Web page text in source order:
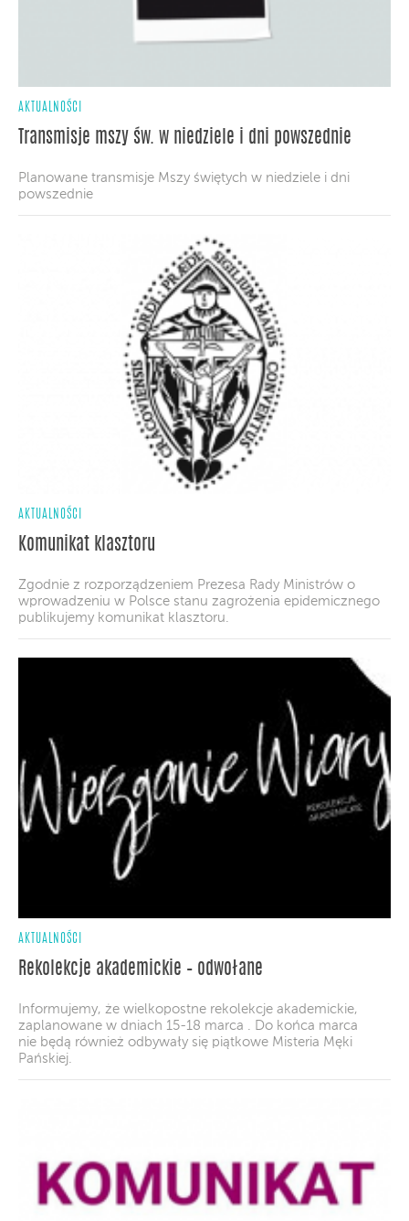
AKTUALNOŚCI
Transmisje mszy św. w niedziele i dni powszednie
Planowane transmisje Mszy świętych w niedziele i dni
powszednie
AKTUALNOŚCI
Komunikat klasztoru
Zgodnie z rozporządzeniem Prezesa Rady Ministrów o
wprowadzeniu w Polsce stanu zagrożenia epidemicznego
publikujemy komunikat klasztoru.
AKTUALNOŚCI
Rekolekcje akademickie – odwołane
Informujemy, że wielkopostne rekolekcje akademickie,
zaplanowane w dniach 15-18 marca . Do końca marca
nie będą również odbywały się piątkowe Misteria Męki
Pańskiej.